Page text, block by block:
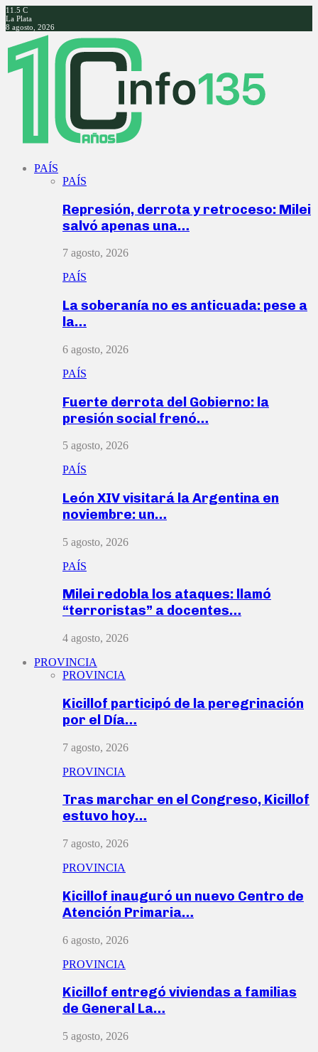
11.5 C
La Plata
8 agosto, 2026
Facebook
Twitter
Instagram
Youtube
PAÍS
PAÍS
Represión, derrota y retroceso: Milei
salvó apenas una…
7 agosto, 2026
PAÍS
La soberanía no es anticuada: pese a
la…
6 agosto, 2026
PAÍS
Fuerte derrota del Gobierno: la
presión social frenó…
5 agosto, 2026
PAÍS
León XIV visitará la Argentina en
noviembre: un…
5 agosto, 2026
PAÍS
Milei redobla los ataques: llamó
“terroristas” a docentes…
4 agosto, 2026
PROVINCIA
PROVINCIA
Kicillof participó de la peregrinación
por el Día…
7 agosto, 2026
PROVINCIA
Tras marchar en el Congreso, Kicillof
estuvo hoy…
7 agosto, 2026
PROVINCIA
Kicillof inauguró un nuevo Centro de
Atención Primaria…
6 agosto, 2026
PROVINCIA
Kicillof entregó viviendas a familias
de General La…
5 agosto, 2026